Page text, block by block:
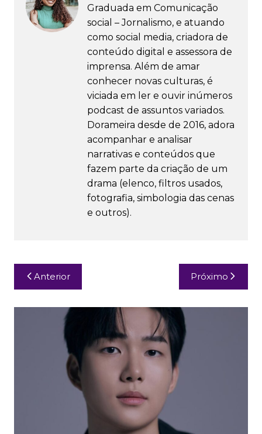
Graduada em Comunicação
social – Jornalismo, e atuando
como social media, criadora de
conteúdo digital e assessora de
imprensa. Além de amar
conhecer novas culturas, é
viciada em ler e ouvir inúmeros
podcast de assuntos variados.
Dorameira desde de 2016, adora
acompanhar e analisar
narrativas e conteúdos que
fazem parte da criação de um
drama (elenco, filtros usados,
fotografia, simbologia das cenas
e outros).
Navegação
de
Post
Anterior Próximo